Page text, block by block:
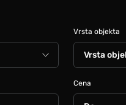
Vrsta objekta
Cena